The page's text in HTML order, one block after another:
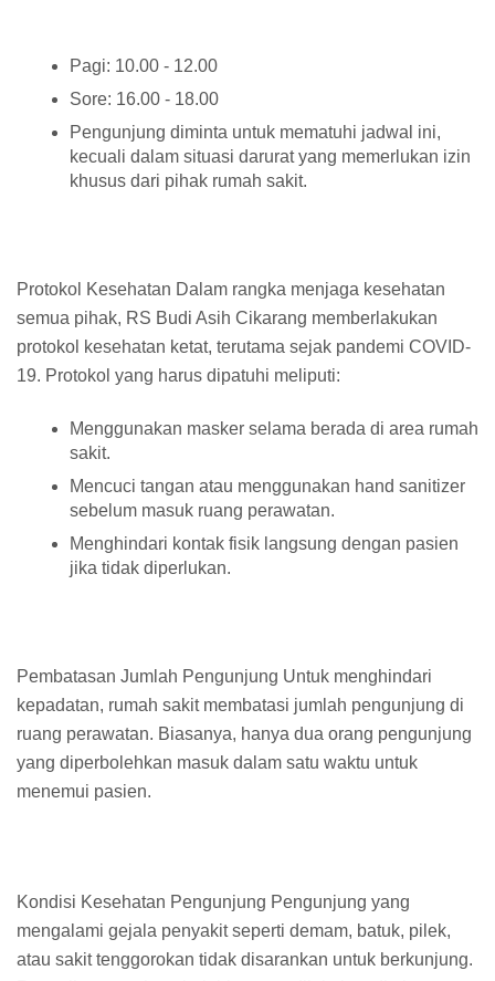
Pagi: 10.00 - 12.00
Sore: 16.00 - 18.00
Pengunjung diminta untuk mematuhi jadwal ini,
kecuali dalam situasi darurat yang memerlukan izin
khusus dari pihak rumah sakit.
Protokol Kesehatan Dalam rangka menjaga kesehatan
semua pihak, RS Budi Asih Cikarang memberlakukan
protokol kesehatan ketat, terutama sejak pandemi COVID-
19. Protokol yang harus dipatuhi meliputi:
Menggunakan masker selama berada di area rumah
sakit.
Mencuci tangan atau menggunakan hand sanitizer
sebelum masuk ruang perawatan.
Menghindari kontak fisik langsung dengan pasien
jika tidak diperlukan.
Pembatasan Jumlah Pengunjung Untuk menghindari
kepadatan, rumah sakit membatasi jumlah pengunjung di
ruang perawatan. Biasanya, hanya dua orang pengunjung
yang diperbolehkan masuk dalam satu waktu untuk
menemui pasien.
Kondisi Kesehatan Pengunjung Pengunjung yang
mengalami gejala penyakit seperti demam, batuk, pilek,
atau sakit tenggorokan tidak disarankan untuk berkunjung.